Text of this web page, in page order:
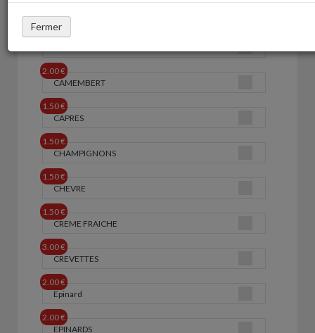
Fermer
1.50 €
2.00 €
CAMEMBERT
1.50 €
CAPRES
1.50 €
CHAMPIGNONS
1.50 €
CHEVRE
1.50 €
CREME FRAICHE
3.00 €
CREVETTES
2.00 €
Epinard
2.00 €
EPINARDS